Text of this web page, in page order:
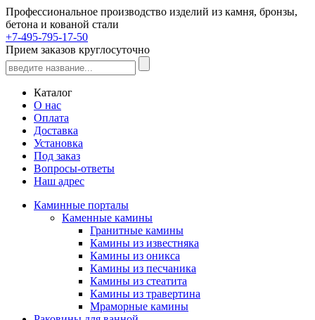
Профессиональное производство изделий из камня, бронзы,
бетона и кованой стали
+7-495-795-17-50
Прием заказов круглосуточно
Каталог
О нас
Оплата
Доставка
Установка
Под заказ
Вопросы-ответы
Наш адрес
Каминные порталы
Каменные камины
Гранитные камины
Камины из известняка
Камины из оникса
Камины из песчаника
Камины из стеатита
Камины из травертина
Мраморные камины